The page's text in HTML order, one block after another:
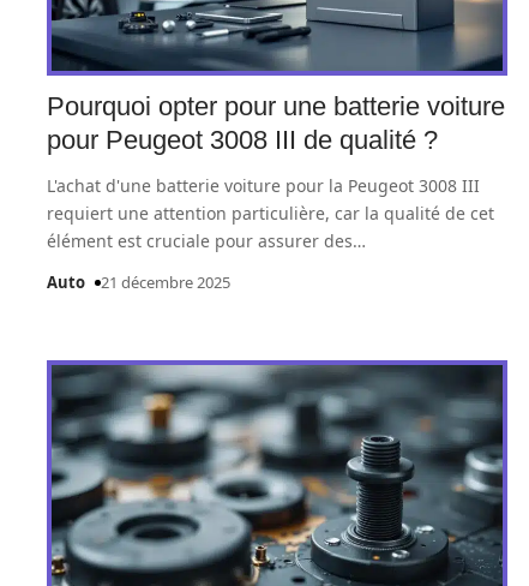
Pourquoi opter pour une batterie voiture
pour Peugeot 3008 III de qualité ?
L'achat d'une batterie voiture pour la Peugeot 3008 III
requiert une attention particulière, car la qualité de cet
élément est cruciale pour assurer des…
Auto 21 décembre 2025